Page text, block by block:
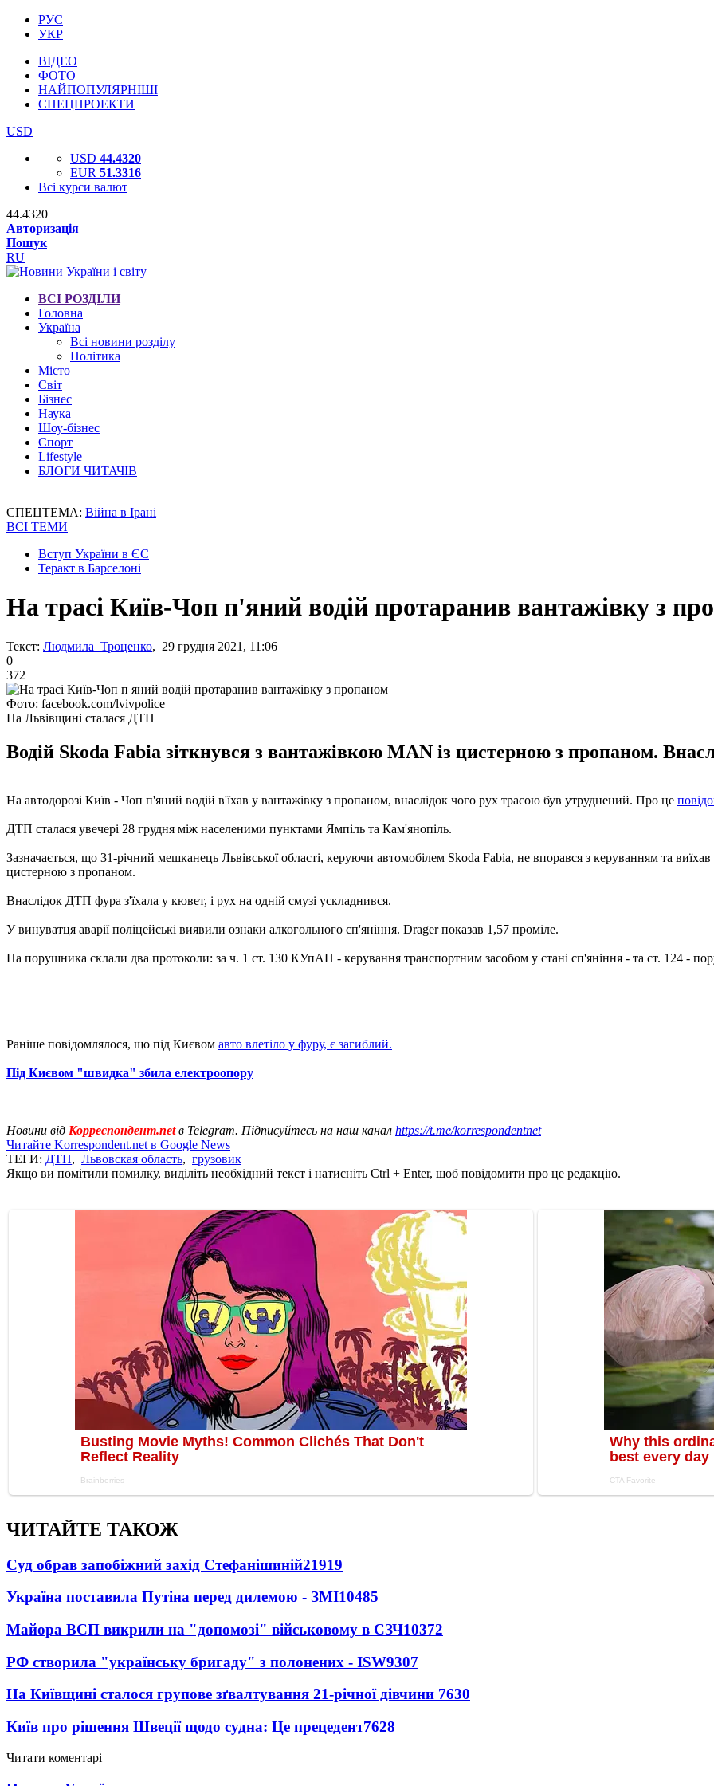
РУС
УКР
ВІДЕО
ФОТО
НАЙПОПУЛЯРНІШІ
СПЕЦПРОЕКТИ
USD
USD 44.4320
EUR 51.3316
Всі курси валют
44.4320
Авторизація
Пошук
RU
ВСІ РОЗДІЛИ
Головна
Україна
Всі новини розділу
Політика
Місто
Світ
Бізнес
Наука
Шоу-бізнес
Спорт
Lifestyle
БЛОГИ ЧИТАЧІВ
СПЕЦТЕМА: Війна в Ірані
ВСІ ТЕМИ
Вступ України в ЄС
Теракт в Барселоні
На трасі Київ-Чоп п'яний водій протаранив вантажівку з
Текст: Людмила Троценко, 29 грудня 2021, 11:06
0
372
Фото: facebook.com/lvivpolice
На Львівщині сталася ДТП
Водій Skoda Fabia зіткнувся з вантажівкою MAN із цистерною з пропаном.
На автодорозі Київ - Чоп п'яний водій в'їхав у вантажівку з пропаном, внаслідок чого рух трасою був утруднений. Про це
ДТП сталася увечері 28 грудня між населеними пунктами Ямпіль та Кам'янопіль.
Зазначається, що 31-річний мешканець Львівської області, керуючи автомобілем Skoda Fabia, не впорався з керуванням та
цистерною з пропаном.
Внаслідок ДТП фура з'їхала у кювет, і рух на одній смузі ускладнився.
У винуватця аварії поліцейські виявили ознаки алкогольного сп'яніння. Drager показав 1,57 проміле.
На порушника склали два протоколи: за ч. 1 ст. 130 КУпАП - керування транспортним засобом у стані сп'яніння - та ст. 124 -
Раніше повідомлялося, що під Києвом авто влетіло у фуру, є загиблий.
Під Києвом "швидка" збила електроопору
Новини від Корреспондент.netв Telegram. Підписуйтесь на наш канал https://t.me/korrespondentnet
Читайте Korrespondent.net в Google News
ТЕГИ: ДТП, Львовская область, грузовик
Якщо ви помітили помилку, виділіть необхідний текст і натисніть Ctrl + Enter, щоб повідомити про це редакцію.
ЧИТАЙТЕ ТАКОЖ
Суд обрав запобіжний захід Стефанішиній21919
Україна поставила Путіна перед дилемою - ЗМІ10485
Майора ВСП викрили на "допомозі" військовому в СЗЧ10372
РФ створила "українську бригаду" з полонених - ISW9307
На Київщині сталося групове зґвалтування 21-річної дівчини 7630
Київ про рішення Швеції щодо судна: Це прецедент7628
Читати коментарі